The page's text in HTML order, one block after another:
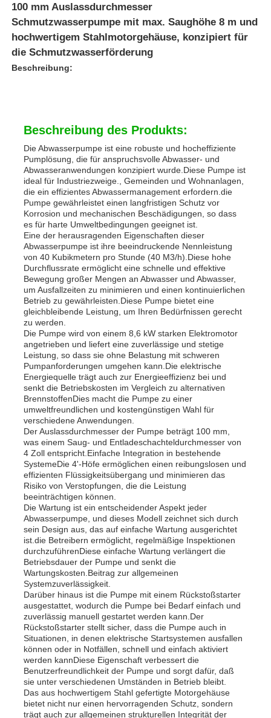
Startseite
Produkte
Videos
Über uns
Fabrik Tour
Qualitätskontrolle
Kontakt
Nachrichten
Alle Fälle
Referenzen
100 mm Auslassdurchmesser
Schmutzwasserpumpe mit max. Saughöhe 8 m und
hochwertigem Stahlmotorgehäuse, konzipiert für
die Schmutzwasserförderung
Beschreibung:
Beschreibung des Produkts:
Die Abwasserpumpe ist eine robuste und hocheffiziente
Pumplösung, die für anspruchsvolle Abwasser- und
Abwasseranwendungen konzipiert wurde.Diese Pumpe ist
ideal für Industriezweige., Gemeinden und Wohnanlagen,
die ein effizientes Abwassermanagement erfordern.die
Pumpe gewährleistet einen langfristigen Schutz vor
Korrosion und mechanischen Beschädigungen, so dass
es für harte Umweltbedingungen geeignet ist.
Eine der herausragenden Eigenschaften dieser
Abwasserpumpe ist ihre beeindruckende Nennleistung
von 40 Kubikmetern pro Stunde (40 M3/h).Diese hohe
Durchflussrate ermöglicht eine schnelle und effektive
Bewegung großer Mengen an Abwasser und Abwasser,
um Ausfallzeiten zu minimieren und einen kontinuierlichen
Betrieb zu gewährleisten.Diese Pumpe bietet eine
gleichbleibende Leistung, um Ihren Bedürfnissen gerecht
zu werden.
Die Pumpe wird von einem 8,6 kW starken Elektromotor
angetrieben und liefert eine zuverlässige und stetige
Leistung, so dass sie ohne Belastung mit schweren
Pumpanforderungen umgehen kann.Die elektrische
Energiequelle trägt auch zur Energieeffizienz bei und
senkt die Betriebskosten im Vergleich zu alternativen
BrennstoffenDies macht die Pumpe zu einer
umweltfreundlichen und kostengünstigen Wahl für
verschiedene Anwendungen.
Der Auslassdurchmesser der Pumpe beträgt 100 mm,
was einem Saug- und Entladeschachteldurchmesser von
4 Zoll entspricht.Einfache Integration in bestehende
SystemeDie 4'-Höfe ermöglichen einen reibungslosen und
effizienten Flüssigkeitsübergang und minimieren das
Risiko von Verstopfungen, die die Leistung
beeinträchtigen können.
Die Wartung ist ein entscheidender Aspekt jeder
Abwasserpumpe, und dieses Modell zeichnet sich durch
sein Design aus, das auf einfache Wartung ausgerichtet
ist.die Betreibern ermöglicht, regelmäßige Inspektionen
durchzuführenDiese einfache Wartung verlängert die
Betriebsdauer der Pumpe und senkt die
Wartungskosten.Beitrag zur allgemeinen
Systemzuverlässigkeit.
Darüber hinaus ist die Pumpe mit einem Rückstoßstarter
ausgestattet, wodurch die Pumpe bei Bedarf einfach und
zuverlässig manuell gestartet werden kann.Der
Rückstoßstarter stellt sicher, dass die Pumpe auch in
Situationen, in denen elektrische Startsystemen ausfallen
können oder in Notfällen, schnell und einfach aktiviert
werden kannDiese Eigenschaft verbessert die
Benutzerfreundlichkeit der Pumpe und sorgt dafür, daß
sie unter verschiedenen Umständen in Betrieb bleibt.
Das aus hochwertigem Stahl gefertigte Motorgehäuse
bietet nicht nur einen hervorragenden Schutz, sondern
trägt auch zur allgemeinen strukturellen Integrität der